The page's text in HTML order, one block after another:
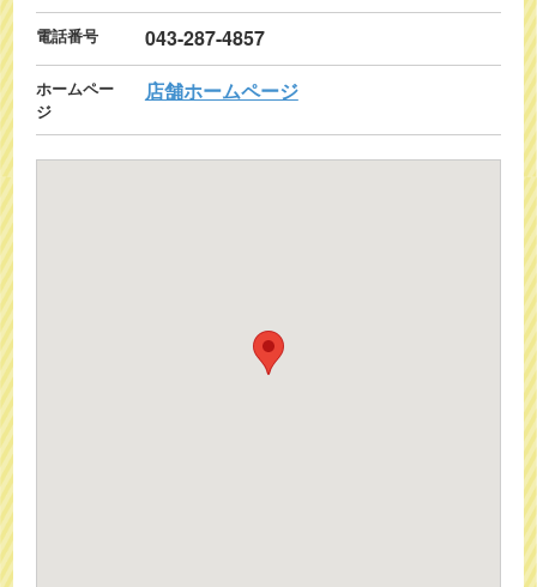
電話番号 043-287-4857
ホームペー
ジ
店舗ホームページ